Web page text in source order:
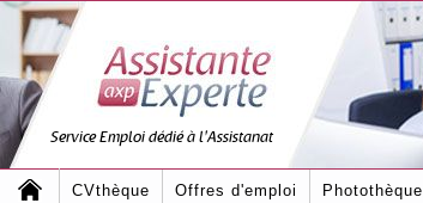
Service Emploi dédié à l'Assistanat
CVthèque Offres d'emploi Photothèque